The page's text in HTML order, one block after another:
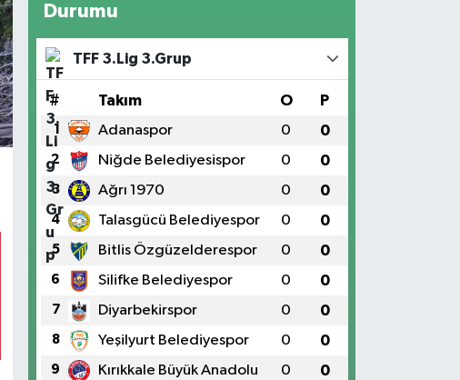
Durumu
TFF 3.Lig 3.Grup
# Takım O P
1 Adanaspor 0 0
2 Niğde Belediyesispor 0 0
3 Ağrı 1970 0 0
4 Talasgücü Belediyespor 0 0
5 Bitlis Özgüzelderespor 0 0
6 Silifke Belediyespor 0 0
7 Diyarbekirspor 0 0
8 Yeşilyurt Belediyespor 0 0
9 Kırıkkale Büyük Anadolu 0 0